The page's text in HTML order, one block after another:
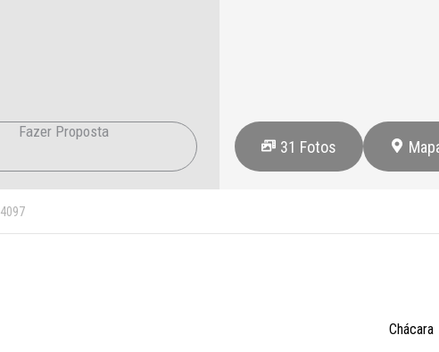
Fazer Proposta
31 Fotos
4097
Chácara